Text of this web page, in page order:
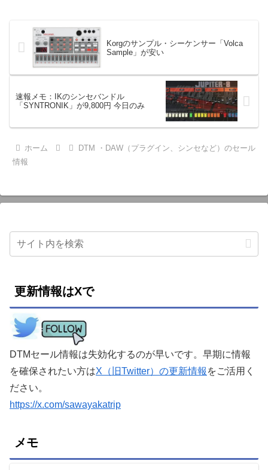
Korgのサンプル・シーケンサー「Volca
Sample」が安い
速報メモ：IKのシンセバンドル
「SYNTRONIK」が9,800円 今日のみ
ホーム
DTM ・DAW（プラグイン、シンセなど）のセール
情報
更新情報はXで
DTMセール情報は失効化するのが早いです。早期に情報
を確保されたい方はX（旧Twitter）の更新情報 をご活用く
ださい。
https://x.com/sawayakatrip
メモ